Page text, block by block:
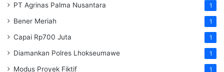
PT Agrinas Palma Nusantara 1
Bener Meriah 1
Capai Rp700 Juta 1
Diamankan Polres Lhokseumawe 1
Modus Proyek Fiktif 1